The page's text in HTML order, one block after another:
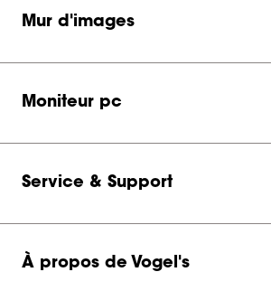
Mur d'images
Moniteur pc
Service & Support
À propos de Vogel's